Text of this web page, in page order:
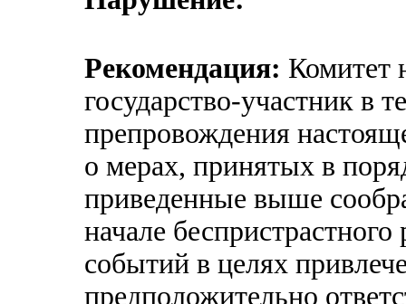
Рекомендация: Комитет
государство-участник в
препровождения
о мерах, принятых в
приведенные выше
начале
событий в целях
предположительно